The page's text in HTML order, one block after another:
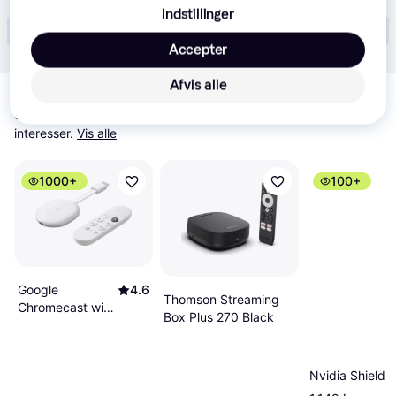
Vis alle (17)
Relaterede produkter
Se vores forslag til andre produkter, der matcher dine
interesser. Vis alle
1000+
Google
Chromecast with
4.6
Thomson Streaming
Box Plus 270 Black
100+
Nvidia Shield
Indstillinger
Afvis alle
Accepter